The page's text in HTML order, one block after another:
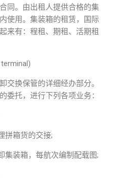
同。由出租人提供合格的集
使用。集装箱的租赁，国际
来有：程租、期租、活期租
交换保管的详细经办部分。
委托，进行下列各项业务：
拼箱货的交接;
集装箱，每航次编制配载图;